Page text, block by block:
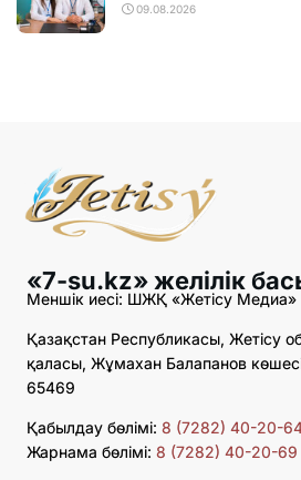
09.08.2026
«7-su.kz» желілік
Меншік иесі: ШЖҚ «Жетісу
Қазақстан Республикасы, Жетісу
қаласы, Жұмахан Балапанов
65469
Қабылдау бөлімі: 8 (7282) 40-20-
Жарнама бөлімі: 8 (7282) 40-20-69